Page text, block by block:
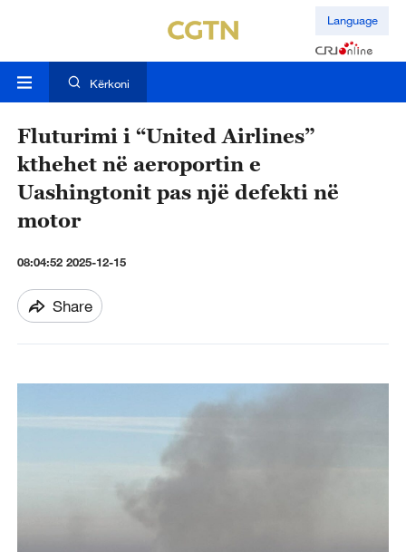
Language
Kërkoni
Fluturimi i “United Airlines”
kthehet në aeroportin e
Uashingtonit pas një defekti në
motor
08:04:52 2025-12-15
Share